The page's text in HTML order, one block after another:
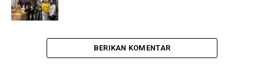
BERIKAN KOMENTAR